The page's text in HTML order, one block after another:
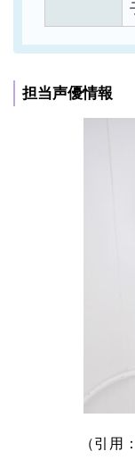
担当声優情報
（引用